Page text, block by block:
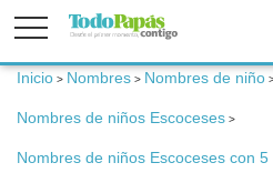
Fertilidad
Embarazo
Inicio > Nombres > Nombres de niño
Nombres de niños Escoceses >
Nombres de niños Escoceses con 5